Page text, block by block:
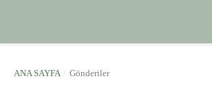
ANA SAYFA / Gönderiler